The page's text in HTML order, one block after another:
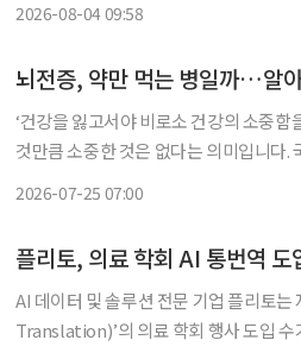
2026-08-04 09:58
뇌전증, 약만 먹는 병일까…알
‘건강을 잃고서야 비로소 건강의 소중
것만큼 소중한 것은 없다는 의미입니다.
2026-07-25 07:00
플리토, 의료 학회 AI 통번역
AI 데이터 및 솔루션 전문 기업 플리토
Translation)’의 의료 학회 행사 도입 수